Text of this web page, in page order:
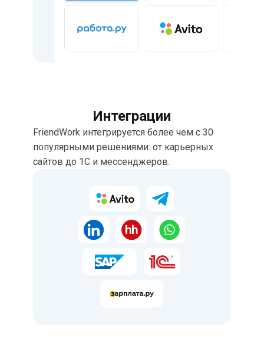
Интеграции
FriendWork интегрируется более чем с 30
популярными решениями: от карьерных
сайтов до 1С и мессенджеров.